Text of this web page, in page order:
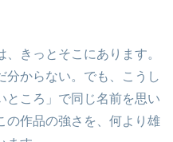
きっとそこにあります。
分からない。でも、こうし
ところ」で同じ名前を思い
の作品の強さを、何より雄